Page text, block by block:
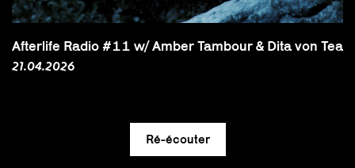
Afterlife Radio #11 w/ Amber Tambour & Dita von Tears
21.04.2026